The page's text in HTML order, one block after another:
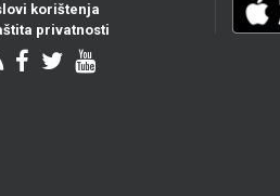
korištenja
privatnosti